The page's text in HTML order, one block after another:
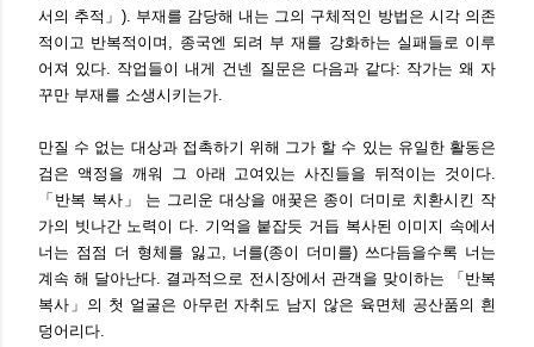
서의 추적」). 부재를 감당해 내는 그의 구체적인 방법은 시각 의존
적이고 반복적이며, 종국엔 되려 부 재를 강화하는 실패들로 이루
어져 있다. 작업들이 내게 건넨 질문은 다음과 같다: 작가는 왜 자
꾸만 부재를 소생시키는가.
만질 수 없는 대상과 접촉하기 위해 그가 할 수 있는 유일한 활동은
검은 액정을 깨워 그 아래 고여있는 사진들을 뒤적이는 것이다.
「반복 복사」 는 그리운 대상을 애꿎은 종이 더미로 치환시킨 작
가의 빗나간 노력이 다. 기억을 붙잡듯 거듭 복사된 이미지 속에서
너는 점점 더 형체를 잃고, 너를(종이 더미를) 쓰다듬을수록 너는
계속 해 달아난다. 결과적으로 전시장에서 관객을 맞이하는 「반복
복사」의 첫 얼굴은 아무런 자취도 남지 않은 육면체 공산품의 흰
덩어리다.